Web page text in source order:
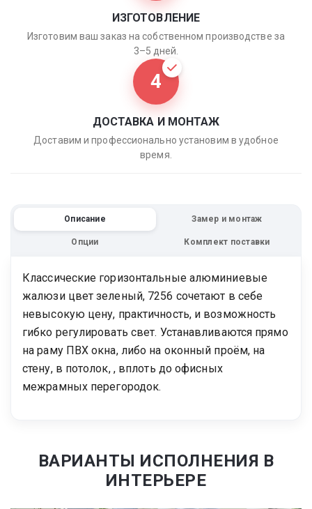
ИЗГОТОВЛЕНИЕ
Изготовим ваш заказ на собственном производстве за
3–5 дней.
4
ДОСТАВКА И МОНТАЖ
Доставим и профессионально установим в удобное
время.
Описание Замер и монтаж
Опции Комплект поставки
Классические горизонтальные алюминиевые
жалюзи цвет зеленый, 7256 сочетают в себе
невысокую цену, практичность, и возможность
гибко регулировать свет. Устанавливаются прямо
на раму ПВХ окна, либо на оконный проём, на
стену, в потолок, , вплоть до офисных
межрамных перегородок.
ВАРИАНТЫ ИСПОЛНЕНИЯ В
ИНТЕРЬЕРЕ